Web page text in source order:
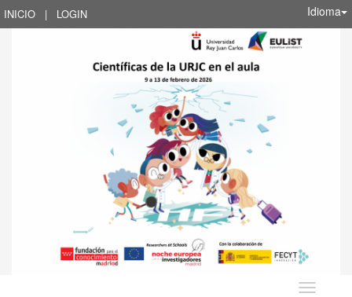
INICIO | LOGIN Idioma
Idioma